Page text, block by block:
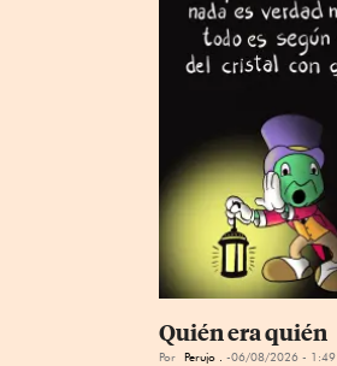
Quién era quién
Por Perujo . 06/08/2026 - 1:49